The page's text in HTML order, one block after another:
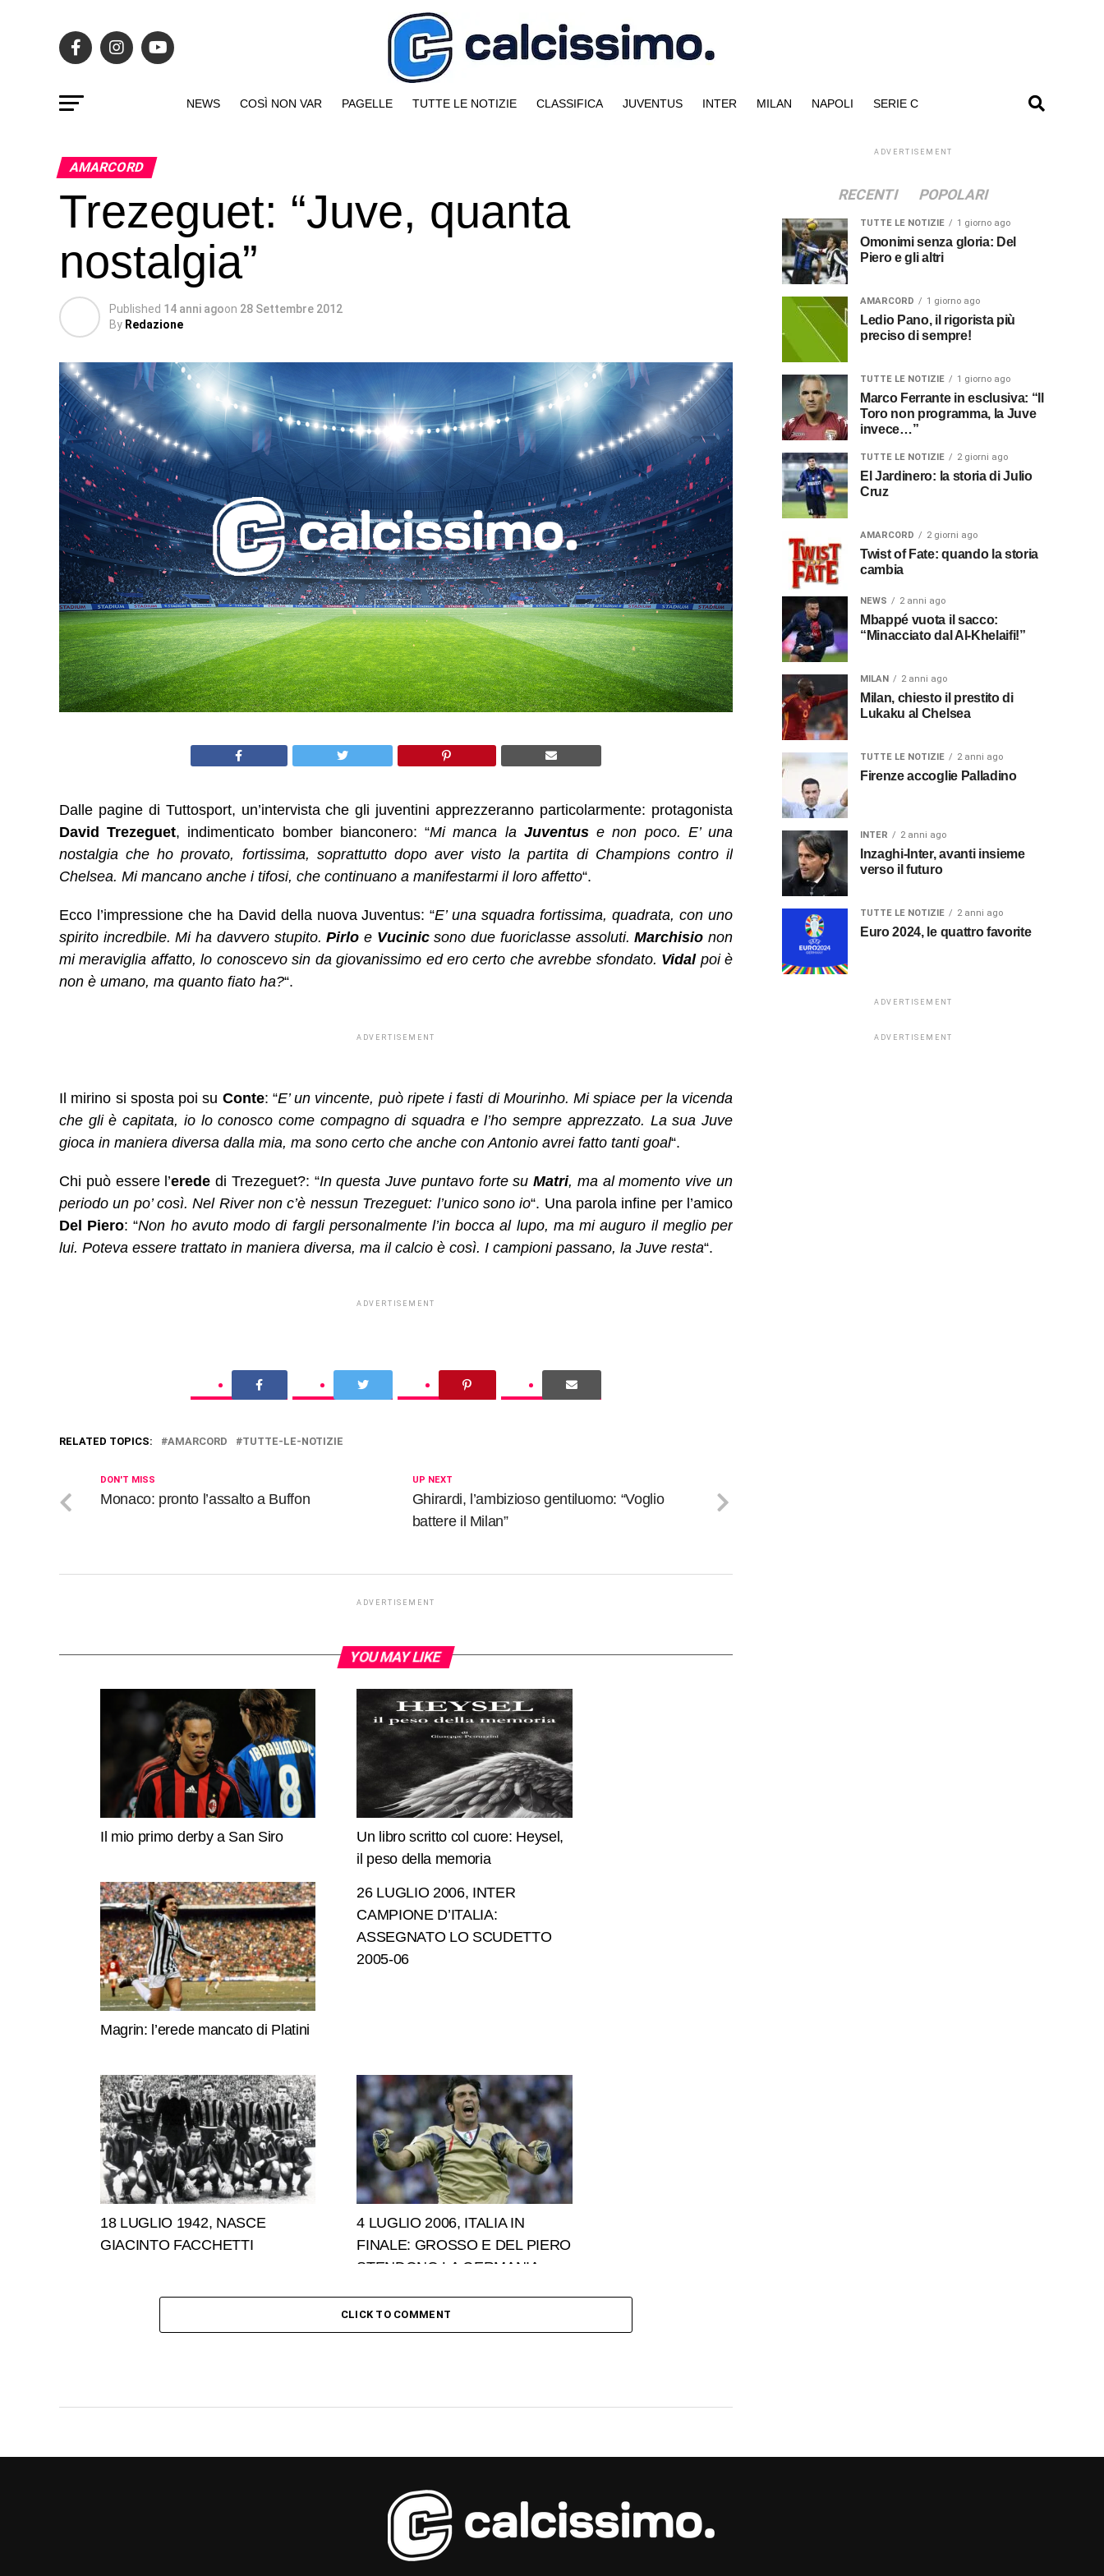
NEWS COSÌ NON VAR PAGELLE TUTTE LE NOTIZIE CLASSIFICA JUVENTUS INTER MILAN NAPOLI SERIE C
AMARCORD
Trezeguet: “Juve, quanta
nostalgia”
Published 14 anni agoon 28 Settembre 2012
By Redazione
Dalle pagine di Tuttosport, un’intervista che gli juventini apprezzeranno particolarmente: protagonista
David Trezeguet, indimenticato bomber bianconero: “Mi manca la Juventuse non poco. E’ una
nostalgia che ho provato, fortissima, soprattutto dopo aver visto la partita di Champions contro il
Chelsea. Mi mancano anche i tifosi, che continuano a manifestarmi il loro affetto“.
Ecco l’impressione che ha David della nuova Juventus: “E’ una squadra fortissima, quadrata, con uno
spirito incredbile. Mi ha davvero stupito.Pirlo e Vucinicsono due fuoriclasse assoluti.Marchisio non
mi meraviglia affatto, lo conoscevo sin da giovanissimo ed ero certo che avrebbe sfondato. Vidalpoi è
non è umano, ma quanto fiato ha?“.
ADVERTISEMENT
Il mirino si sposta poi su Conte: “E’ un vincente, può ripete i fasti di Mourinho. Mi spiace per la vicenda
che gli è capitata, io lo conosco come compagno di squadra e l’ho sempre apprezzato. La sua Juve
gioca in maniera diversa dalla mia, ma sono certo che anche con Antonio avrei fatto tanti goal“.
Chi può essere l’erede di Trezeguet?: “In questa Juve puntavo forte suMatri, ma al momento vive un
periodo un po’ così. Nel River non c’è nessun Trezeguet: l’unico sono io“. Una parola infine per l’amico
Del Piero: “Non ho avuto modo di fargli personalmente l’in bocca al lupo, ma mi auguro il meglio per
lui. Poteva essere trattato in maniera diversa, ma il calcio è così. I campioni passano, la Juve resta“.
ADVERTISEMENT
RELATED TOPICS: AMARCORD TUTTE-LE-NOTIZIE
UP NEXT
Ghirardi, l’ambizioso gentiluomo: “Voglio
battere il Milan”
DON'T MISS
Monaco: pronto l’assalto a Buffon
ADVERTISEMENT
YOU MAY LIKE
Il mio primo derby a San Siro
Un libro scritto col cuore: Heysel,
il peso della memoria
Magrin: l’erede mancato di Platini
26 LUGLIO 2006, INTER
CAMPIONE D’ITALIA:
ASSEGNATO LO SCUDETTO
2005-06
18 LUGLIO 1942, NASCE
GIACINTO FACCHETTI
4 LUGLIO 2006, ITALIA IN
FINALE: GROSSO E DEL PIERO
STENDONO LA GERMANIA
CLICK TO COMMENT
ADVERTISEMENT
RECENTI POPOLARI
TUTTE LE NOTIZIE 1 giorno ago
Omonimi senza gloria: Del
Piero e gli altri
AMARCORD 1 giorno ago
Ledio Pano, il rigorista più
preciso di sempre!
TUTTE LE NOTIZIE 1 giorno ago
Marco Ferrante in esclusiva: “Il
Toro non programma, la Juve
invece…”
TUTTE LE NOTIZIE 2 giorni ago
El Jardinero: la storia di Julio
Cruz
AMARCORD 2 giorni ago
Twist of Fate: quando la storia
cambia
NEWS 2 anni ago
Mbappé vuota il sacco:
“Minacciato dal Al-Khelaifi!”
MILAN 2 anni ago
Milan, chiesto il prestito di
Lukaku al Chelsea
TUTTE LE NOTIZIE 2 anni ago
Firenze accoglie Palladino
INTER 2 anni ago
Inzaghi-Inter, avanti insieme
verso il futuro
TUTTE LE NOTIZIE 2 anni ago
Euro 2024, le quattro favorite
ADVERTISEMENT
ADVERTISEMENT